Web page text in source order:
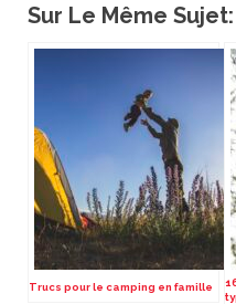
Sur Le Même Sujet:
Trucs pour le camping en famille